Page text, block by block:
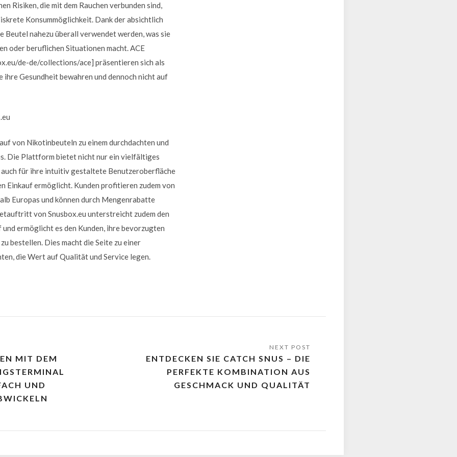
Risiken, die mit dem Rauchen verbunden sind,
Konsummöglichkeit. Dank der absichtlich
Beutel nahezu überall verwendet werden, was sie
oder beruflichen Situationen macht. ACE
de-de/collections/ace] präsentieren sich als
ihre Gesundheit bewahren und dennoch nicht auf
von Nikotinbeuteln zu einem durchdachten und
Die Plattform bietet nicht nur ein vielfältiges
für ihre intuitiv gestaltete Benutzeroberfläche
Einkauf ermöglicht. Kunden profitieren zudem von
Europas und können durch Mengenrabatte
von Snusbox.eu unterstreicht zudem den
ermöglicht es den Kunden, ihre bevorzugten
bestellen. Dies macht die Seite zu einer
die Wert auf Qualität und Service legen.
MIT DEM
UND
ENTDECKEN SIE CATCH SNUS – DIE
PERFEKTE KOMBINATION AUS
GESCHMACK UND QUALITÄT